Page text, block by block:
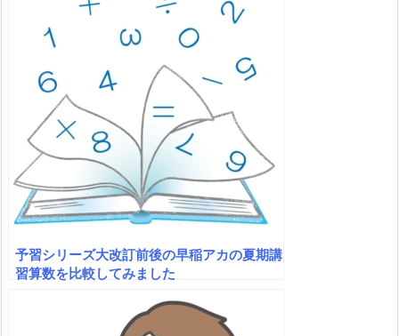
予習シリーズ大改訂前後の早稲アカの夏期講
習算数を比較してみました